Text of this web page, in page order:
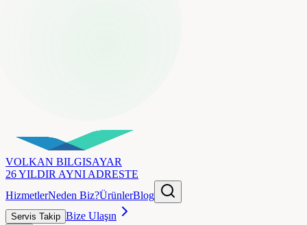
VOLKAN BILGISAYAR
26 YILDIR AYNI ADRESTE
HizmetlerNeden Biz?ÜrünlerBlog
Servis Takip Bize Ulaşın